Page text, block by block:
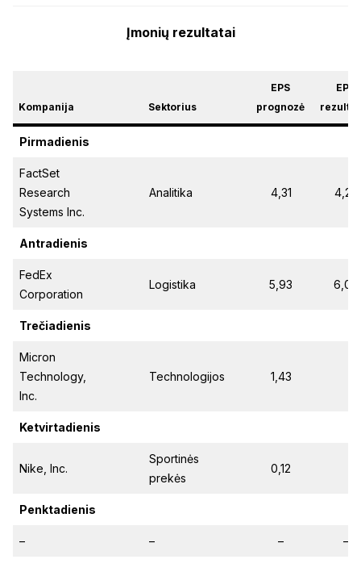
Įmonių rezultatai
Kompanija Sektorius
EPS
prognozė
EPS
Pirmadienis
FactSet
Research
Systems Inc.
Analitika 4,31 4,27
Antradienis
FedEx
Corporation
Logistika 5,93 6,07
Trečiadienis
Micron
Technology,
Inc.
Technologijos 1,43
Ketvirtadienis
Nike, Inc.
Sportinės
prekės
0,12
Penktadienis
– – – –